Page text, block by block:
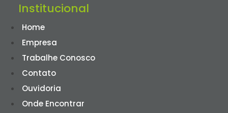
Institucional
Home
Empresa
Trabalhe Conosco
Contato
Ouvidoria
Onde Encontrar